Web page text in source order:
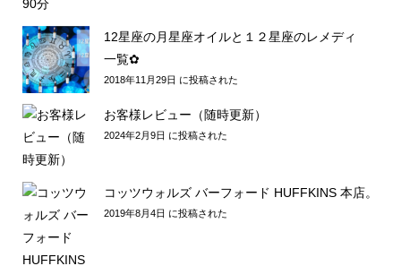
12星座の月星座オイルと１２星座のレメディ
一覧✿
2018年11月29日 に投稿された
お客様レビュー（随時更新）
2024年2月9日 に投稿された
コッツウォルズ バーフォード HUFFKINS 本店。
2019年8月4日 に投稿された